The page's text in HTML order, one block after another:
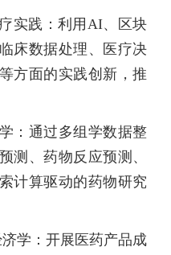
实践：利用AI、区块
床数据处理、医疗决
方面的实践创新，推
：通过多组学数据整
测、药物反应预测、
计算驱动的药物研究
学：开展医药产品成